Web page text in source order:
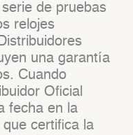
de pruebas
relojes
una garantía
Cuando
Oficial
fecha en la
certifica la